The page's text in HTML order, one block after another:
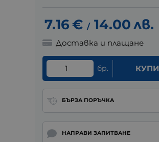
7.16€ / 14.00лв.
Доставка и плащане
бр. КУПИ
БЪРЗА ПОРЪЧКА
НАПРАВИ ЗАПИТВАНЕ